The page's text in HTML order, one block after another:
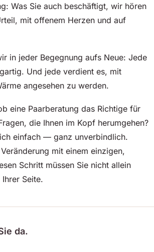
Was Sie auch beschäftigt, wir hören
mit offenem Herzen und auf
in jeder Begegnung aufs Neue: Jede
Und jede verdient es, mit
angesehen zu werden.
eine Paarberatung das Richtige für
die Ihnen im Kopf herumgehen?
einfach — ganz unverbindlich.
mit einem einzigen,
Schritt müssen Sie nicht allein
Seite.
da.